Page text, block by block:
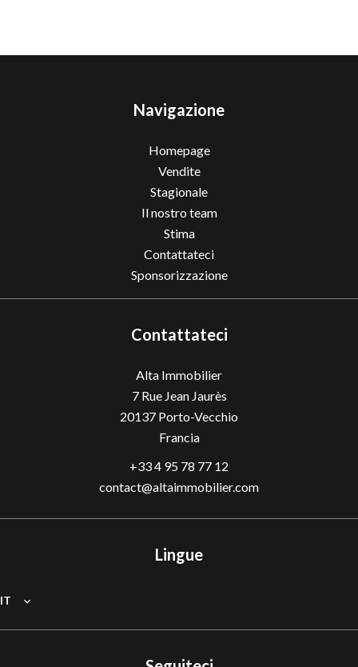
Navigazione
Homepage
Vendite
Stagionale
Il nostro team
Stima
Contattateci
Sponsorizzazione
Contattateci
Alta Immobilier
7 Rue Jean Jaurès
20137 Porto-Vecchio
Francia
+33 4 95 78 77 12
contact@altaimmobilier.com
Lingue
IT